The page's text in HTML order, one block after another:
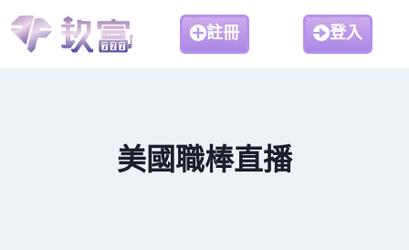
註冊 登入
美國職棒直播